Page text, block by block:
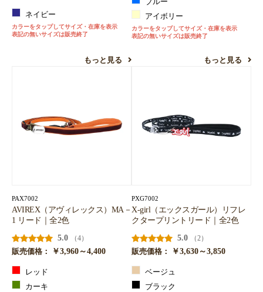
ネイビー
カラーをタップしてサイズ・在庫を表示
表記の無いサイズは販売終了
もっと見る
ブルー
アイボリー
カラーをタップしてサイズ・在庫を表示
表記の無いサイズは販売終了
もっと見る
PAX7002
AVIREX（アヴィレックス）MA－
1 リード｜全2色
5.0
（4）
販売価格：
￥3,960～4,400
レッド
カーキ
PXG7002
X-girl（エックスガール）リフレ
クタープリントリード｜全2色
5.0
（2）
販売価格：
￥3,630～3,850
ベージュ
ブラック
カートへ進む